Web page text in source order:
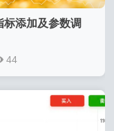
添加及参数调
44